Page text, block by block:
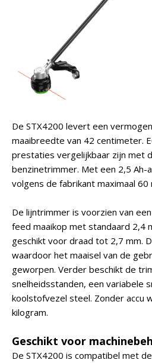
De STX4200 levert een
maaibreedte van 42 centimeter.
prestaties vergelijkbaar zijn met
benzinetrimmer. Met een 2,5 Ah-
volgens de fabrikant maximaal 60
De lijntrimmer is voorzien van
feed maaikop met standaard 2,4
geschikt voor draad tot 2,7 mm.
waardoor het maaisel van de
geworpen. Verder beschikt de
snelheidsstanden, een variabele
koolstofvezel steel. Zonder accu
kilogram.
Geschikt voor
De STX4200 is compatibel met